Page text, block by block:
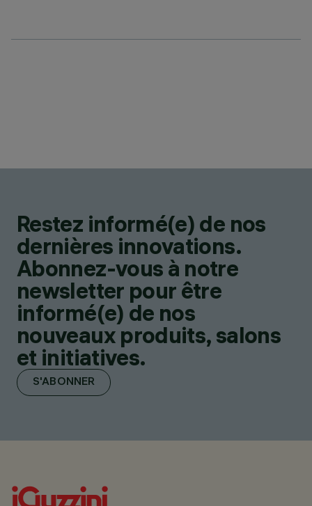
Restez informé(e) de nos
dernières innovations.
Abonnez-vous à notre
newsletter pour être
informé(e) de nos
nouveaux produits, salons
et initiatives.
S'ABONNER